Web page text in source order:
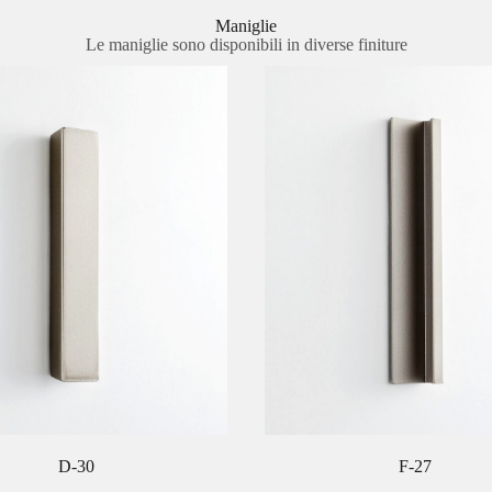
Maniglie
Le maniglie sono disponibili in diverse finiture
D-30 F-27